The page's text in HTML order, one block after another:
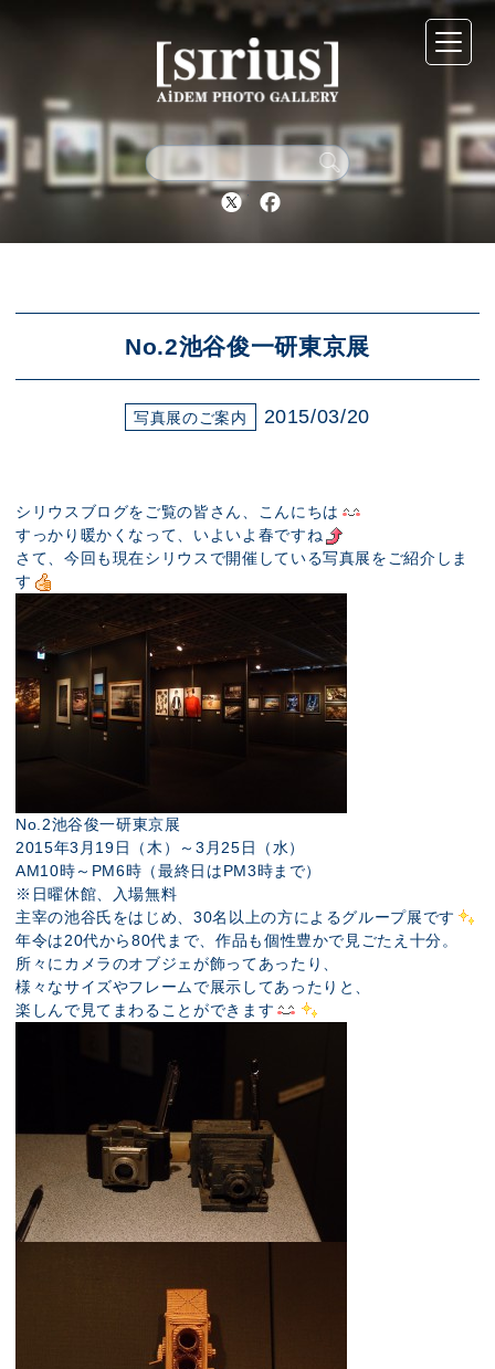
Twitter Facebook
No.2池谷俊一研東京展
写真展のご案内 2015/03/20
シリウスブログをご覧の皆さん、こんにちは
すっかり暖かくなって、いよいよ春ですね
さて、今回も現在シリウスで開催している写真展をご紹介しま
す
No.2池谷俊一研東京展
2015年3月19日（木）～3月25日（水）
AM10時～PM6時（最終日はPM3時まで）
※日曜休館、入場無料
主宰の池谷氏をはじめ、30名以上の方によるグループ展です
年令は20代から80代まで、作品も個性豊かで見ごたえ十分。
所々にカメラのオブジェが飾ってあったり、
様々なサイズやフレームで展示してあったりと、
楽しんで見てまわることができます
シリウスについて
展示スケジュール